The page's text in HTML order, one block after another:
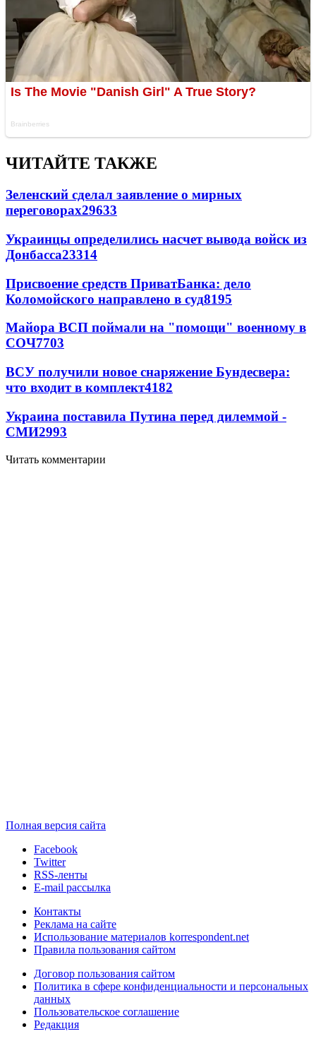
ЧИТАЙТЕ ТАКЖЕ
Зеленский сделал заявление о мирных
переговорах29633
Украинцы определились насчет вывода войск из
Донбасса23314
Присвоение средств ПриватБанка: дело
Коломойского направлено в суд8195
Майора ВСП поймали на "помощи" военному в
СОЧ7703
ВСУ получили новое снаряжение Бундесвера:
что входит в комплект4182
Украина поставила Путина перед дилеммой -
СМИ2993
Читать комментарии
Полная версия сайта
Facebook
Twitter
RSS-ленты
E-mail рассылка
Контакты
Реклама на сайте
Использование материалов korrespondent.net
Правила пользования сайтом
Договор пользования сайтом
Политика в сфере конфиденциальности и персональных
данных
Пользовательское соглашение
Редакция